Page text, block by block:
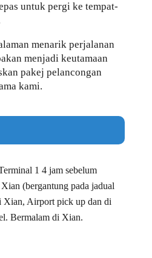
untuk pergi ke tempat-
menarik perjalanan
menjadi keutamaan
pakej pelancongan
kami.
1 4 jam sebelum
(bergantung pada jadual
Xian, Airport pick up dan di
Bermalam di Xian.